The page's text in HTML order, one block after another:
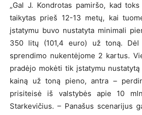
„Gal J. Kondrotas pamiršo, kad
taikytas prieš 12-13 metų, kai
įstatymu buvo nustatyta minimali
350 litų (101,4 euro) už toną. Dėl
sprendimo nukentėjome 2 kartus.
pradėjo mokėti tik įstatymu nustatytą
kainą už toną pieno, antra –
prisiteisė iš valstybės apie 10
Starkevičius. – Panašus scenarijus